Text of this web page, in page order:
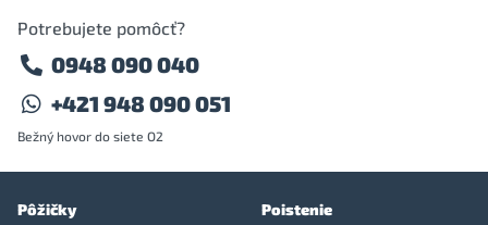
Potrebujete pomôcť?
0948 090 040
+421 948 090 051
Bežný hovor do siete O2
Pôžičky Poistenie